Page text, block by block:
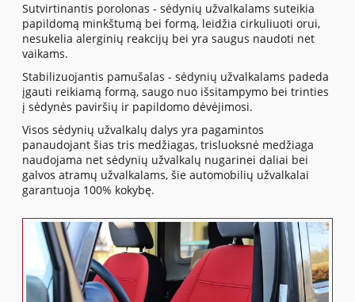
Sutvirtinantis porolonas - sėdynių užvalkalams suteikia
papildomą minkštumą bei formą, leidžia cirkuliuoti orui,
nesukelia alerginių reakcijų bei yra saugus naudoti net
vaikams.
Stabilizuojantis pamušalas - sėdynių užvalkalams padeda
įgauti reikiamą formą, saugo nuo išsitampymo bei trinties
į sėdynės paviršių ir papildomo dėvėjimosi.
Visos sėdynių užvalkalų dalys yra pagamintos
panaudojant šias tris medžiagas, trisluoksnė medžiaga
naudojama net sėdynių užvalkalų nugarinei daliai bei
galvos atramų užvalkalams, šie automobilių užvalkalai
garantuoja 100% kokybę.